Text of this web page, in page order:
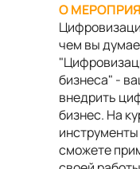
О
чем вы
бизнеса" -
внедрить
бизнес. На
сможете